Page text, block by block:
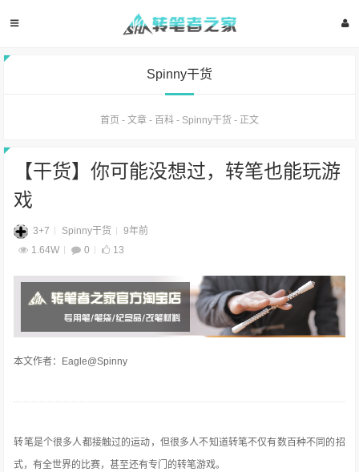
Spinny干货
首页 - 文章 - 百科 - Spinny干货 - 正文
【干货】你可能没想过，转笔也能玩游
戏
3+7 Spinny干货
9年前
1.64W
0 13
本文作者：Eagle@Spinny
转笔是个很多人都接触过的运动，但很多人不知道转笔不仅有数百种不同的招
式，有全世界的比赛，甚至还有专门的转笔游戏。